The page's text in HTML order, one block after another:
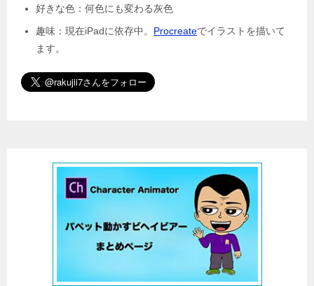
好きな色：何色にも変わる灰色
趣味：現在iPadに依存中。 Procreateでイラストを描いて
ます。